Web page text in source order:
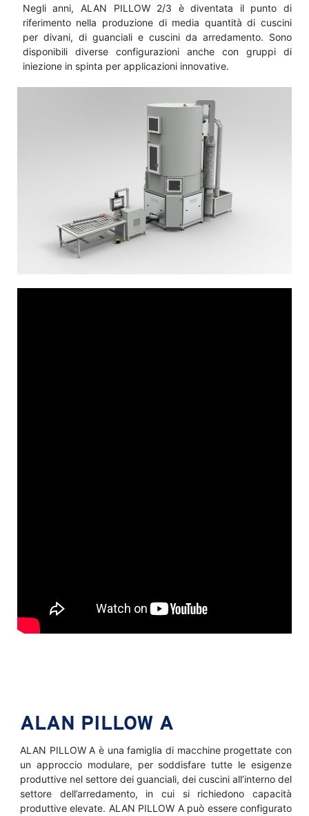
Negli anni, ALAN PILLOW 2/3 è diventata il punto di
riferimento nella produzione di media quantità di cuscini
per divani, di guanciali e cuscini da arredamento. Sono
disponibili diverse configurazioni anche con gruppi di
iniezione in spinta per applicazioni innovative.
ALAN PILLOW A
ALAN PILLOW A è una famiglia di macchine progettate con
un approccio modulare, per soddisfare tutte le esigenze
produttive nel settore dei guanciali, dei cuscini all’interno del
settore dell’arredamento, in cui si richiedono capacità
produttive elevate. ALAN PILLOW A può essere configurato